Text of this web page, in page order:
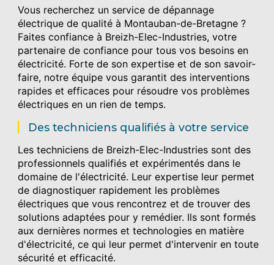
Vous recherchez un service de dépannage
électrique de qualité à Montauban-de-Bretagne ?
Faites confiance à Breizh-Elec-Industries, votre
partenaire de confiance pour tous vos besoins en
électricité. Forte de son expertise et de son savoir-
faire, notre équipe vous garantit des interventions
rapides et efficaces pour résoudre vos problèmes
électriques en un rien de temps.
Des techniciens qualifiés à votre service
Les techniciens de Breizh-Elec-Industries sont des
professionnels qualifiés et expérimentés dans le
domaine de l'électricité. Leur expertise leur permet
de diagnostiquer rapidement les problèmes
électriques que vous rencontrez et de trouver des
solutions adaptées pour y remédier. Ils sont formés
aux dernières normes et technologies en matière
d'électricité, ce qui leur permet d'intervenir en toute
sécurité et efficacité.